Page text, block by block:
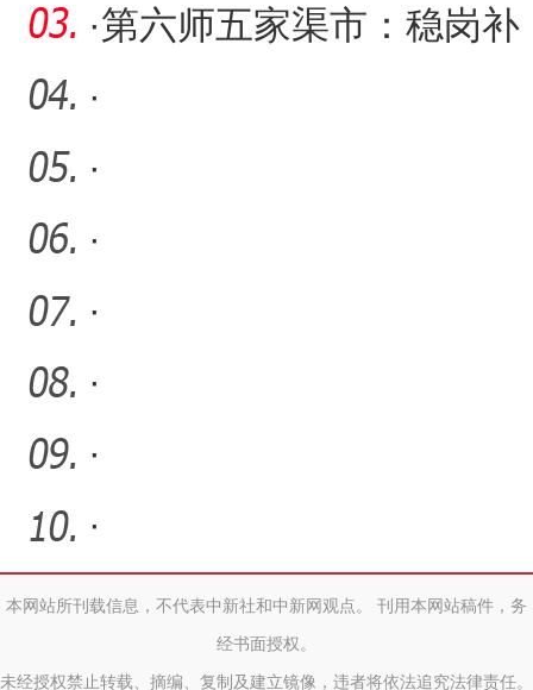
·第六师五家渠市：稳岗补
贴助企业“轻装快跑”
·
·
·
·
·
·
·
本网站所刊载信息，不代表中新社和中新网观点。 刊用本网站稿件，务
经书面授权。
未经授权禁止转载、摘编、复制及建立镜像，违者将依法追究法律责任。